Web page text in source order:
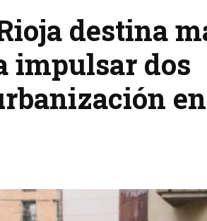
destina
impulsar dos
en